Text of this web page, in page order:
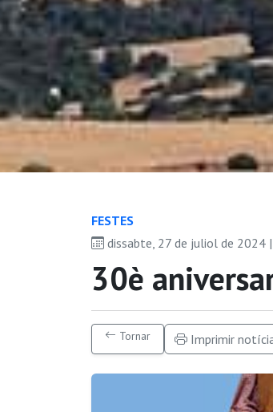
FESTES
dissabte, 27 de juliol de 2024
30è
Tornar Imprimir